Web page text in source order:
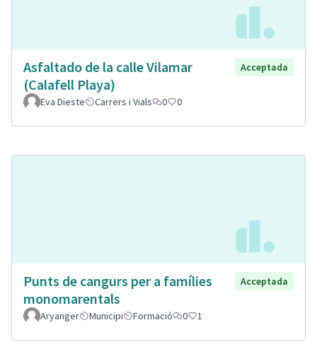
Asfaltado de la calle Vilamar
(Calafell Playa)
Acceptada
Eva Dieste Carrers i Vials 0 0
Punts de cangurs per a famílies
monomarentals
Acceptada
Aryanger Municipi Formació 0 1